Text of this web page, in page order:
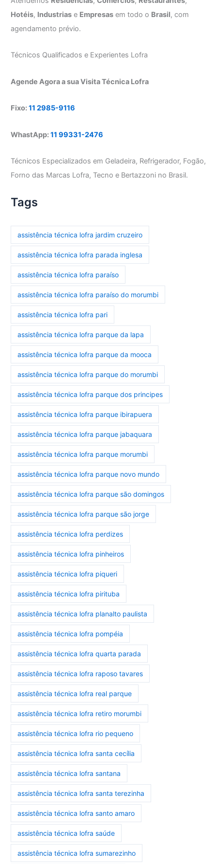
Hotéis, Industrias e Empresas em todo o Brasil, com
agendamento prévio.
Técnicos Qualificados e Experientes Lofra
Agende Agora a sua Visita Técnica Lofra
Fixo:11 2985-9116
WhastApp:11 99331-2476
Técnicos Especializados em Geladeira, Refrigerador, Fogão,
Forno das Marcas Lofra, Tecno e Bertazzoni no Brasil.
Tags
assistência técnica lofra jardim cruzeiro
assistência técnica lofra parada inglesa
assistência técnica lofra paraíso
assistência técnica lofra paraíso do morumbi
assistência técnica lofra pari
assistência técnica lofra parque da lapa
assistência técnica lofra parque da mooca
assistência técnica lofra parque do morumbi
assistência técnica lofra parque dos principes
assistência técnica lofra parque ibirapuera
assistência técnica lofra parque jabaquara
assistência técnica lofra parque morumbi
assistência técnica lofra parque novo mundo
assistência técnica lofra parque são domingos
assistência técnica lofra parque são jorge
assistência técnica lofra perdizes
assistência técnica lofra pinheiros
assistência técnica lofra piqueri
assistência técnica lofra pirituba
assistência técnica lofra planalto paulista
assistência técnica lofra pompéia
assistência técnica lofra quarta parada
assistência técnica lofra raposo tavares
assistência técnica lofra real parque
assistência técnica lofra retiro morumbi
assistência técnica lofra rio pequeno
assistência técnica lofra santa cecília
assistência técnica lofra santana
assistência técnica lofra santa terezinha
assistência técnica lofra santo amaro
assistência técnica lofra saúde
assistência técnica lofra sumarezinho